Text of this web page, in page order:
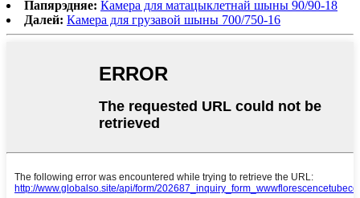
Папярэдняе: Камера для матацыклетнай шыны 90/90-18
Далей: Камера для грузавой шыны 700/750-16